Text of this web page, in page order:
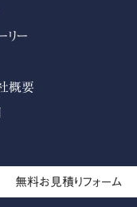
リー
概要
無料お見積りフォーム